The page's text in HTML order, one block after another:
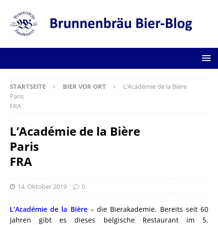
STARTSEITE BIER VOR ORT
L’Académie de la Bière
Paris
FRA
L’Académie de la Bière
Paris
FRA
14. Oktober 2019 0
L’Académie de la Bière– die Bierakademie. Bereits seit 60
Jahren gibt es dieses belgische Restaurant im 5.